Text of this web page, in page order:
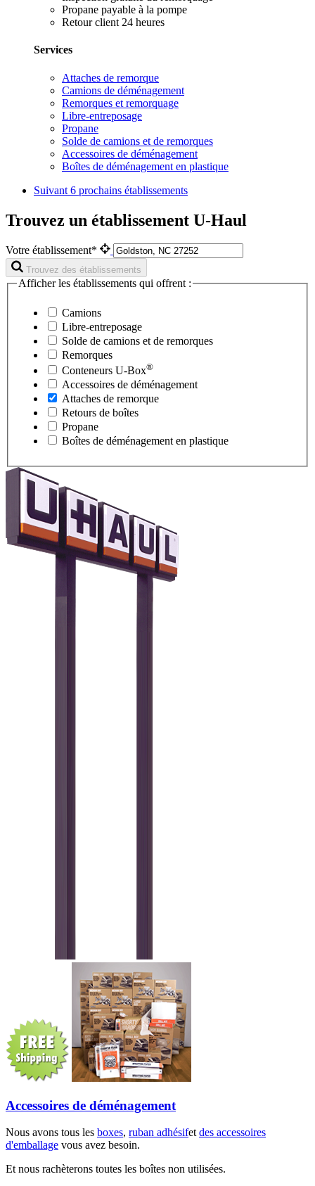
Propane payable à la pompe
Retour client 24 heures
Services
Attaches de remorque
Camions de déménagement
Remorques et remorquage
Libre-entreposage
Propane
Solde de camions et de remorques
Accessoires de déménagement
Boîtes de déménagement en plastique
Suivant 6 prochains établissements
Trouvez un établissement U-Haul
Votre établissement*
Trouvez des établissements
Afficher les établissements qui offrent :
Camions
Libre-entreposage
Solde de camions et de remorques
Remorques
Conteneurs U-Box®
Accessoires de déménagement
Attaches de remorque
Retours de boîtes
Propane
Boîtes de déménagement en plastique
Accessoires de déménagement
Nous avons tous les boxes, ruban adhésifetdes accessoires
d'emballage vous avez besoin.
Et nous rachèterons toutes les boîtes non utilisées.